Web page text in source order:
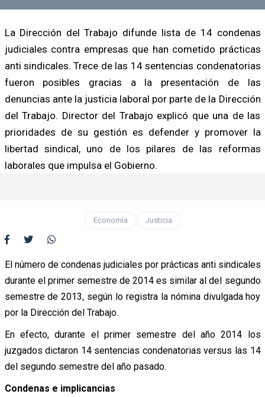
La Dirección del Trabajo difunde lista de 14 condenas
judiciales contra empresas que han cometido prácticas
anti sindicales. Trece de las 14 sentencias condenatorias
fueron posibles gracias a la presentación de las
denuncias ante la justicia laboral por parte de la Dirección
del Trabajo. Director del Trabajo explicó que una de las
prioridades de su gestión es defender y promover la
libertad sindical, uno de los pilares de las reformas
laborales que impulsa el Gobierno.
Economía Justicia
El número de condenas judiciales por prácticas anti sindicales
durante el primer semestre de 2014 es similar al del segundo
semestre de 2013, según lo registra la nómina divulgada hoy
por la Dirección del Trabajo.
En efecto, durante el primer semestre del año 2014 los
juzgados dictaron 14 sentencias condenatorias versus las 14
del segundo semestre del año pasado.
Condenas e implicancias